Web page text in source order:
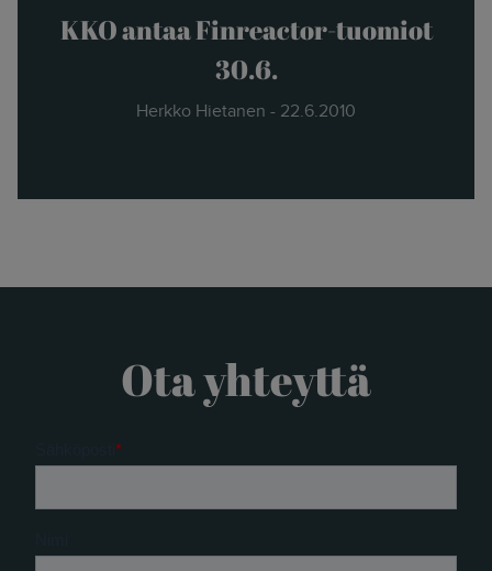
KKO antaa Finreactor-tuomiot
30.6.
Herkko Hietanen - 22.6.2010
Ota yhteyttä